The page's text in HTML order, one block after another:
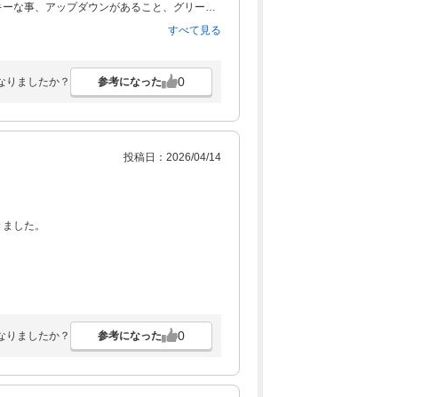
な事、アップダウンがあること、グリーン
上ないでした。又、再度チャレンジしたい
すべて見る
りましたか？ 参考になった 0
投稿日：2026/04/14
した。
りましたか？ 参考になった 0